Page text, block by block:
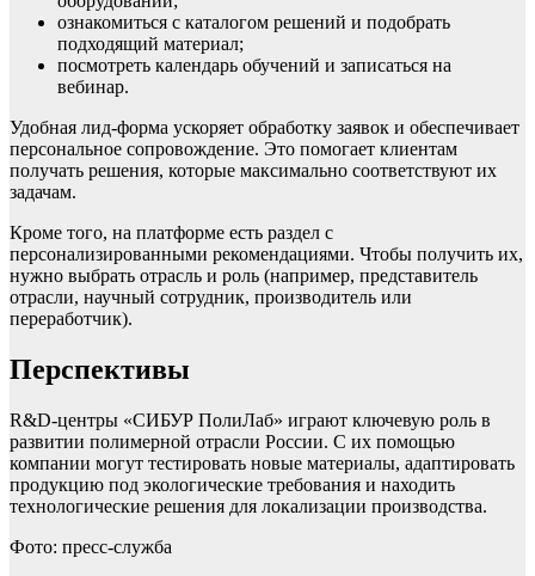
ознакомиться с каталогом решений и подобрать
подходящий материал;
посмотреть календарь обучений и записаться на
вебинар.
Удобная лид-форма ускоряет обработку заявок и обеспечивает
персональное сопровождение. Это помогает клиентам
получать решения, которые максимально соответствуют их
задачам.
Кроме того, на платформе есть раздел с
персонализированными рекомендациями. Чтобы получить их,
нужно выбрать отрасль и роль (например, представитель
отрасли, научный сотрудник, производитель или
переработчик).
Перспективы
R&D-центры «СИБУР ПолиЛаб» играют ключевую роль в
развитии полимерной отрасли России. С их помощью
компании могут тестировать новые материалы, адаптировать
продукцию под экологические требования и находить
технологические решения для локализации производства.
Фото: пресс-служба